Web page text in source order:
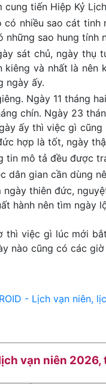
cung tiến Hiệp Kỷ
có nhiều sao cát tinh
những sao hung tính
sát chủ, ngày thụ
kiêng và nhất là nên
ngày ấy.
Ngày 11 tháng
chín. Ngày 23
ấy thì việc gì
hợp là tốt, ngày
tin mô tả đều được
dân gian cần dùng
ngày thiên đức,
hành nên tìm ngày
thì việc gì lúc mới
nào cũng có các
- Lịch vạn niên,
vạn niên